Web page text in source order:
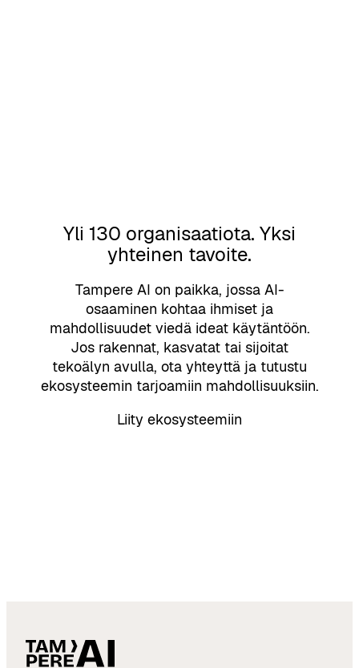
Yli 130 organisaatiota. Yksi
yhteinen tavoite.
Tampere AI on paikka, jossa AI-
osaaminen kohtaa ihmiset ja
mahdollisuudet viedä ideat käytäntöön.
Jos rakennat, kasvatat tai sijoitat
tekoälyn avulla, ota yhteyttä ja tutustu
ekosysteemin tarjoamiin mahdollisuuksiin.
Liity ekosysteemiin